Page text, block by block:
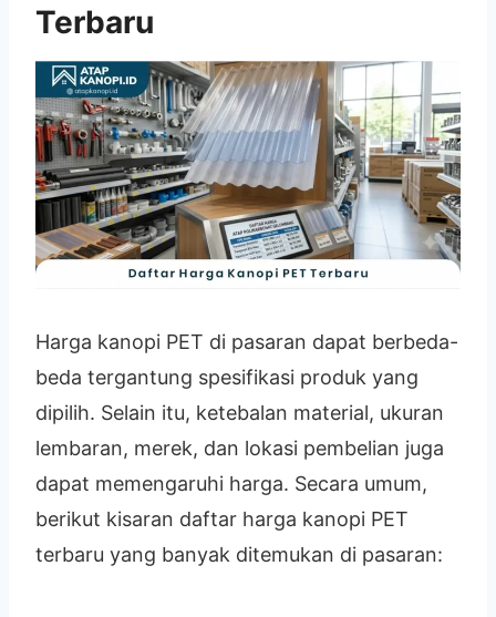
Terbaru
Harga kanopi PET di pasaran dapat berbeda-
beda tergantung spesifikasi produk yang
dipilih. Selain itu, ketebalan material, ukuran
lembaran, merek, dan lokasi pembelian juga
dapat memengaruhi harga. Secara umum,
berikut kisaran daftar harga kanopi PET
terbaru yang banyak ditemukan di pasaran: